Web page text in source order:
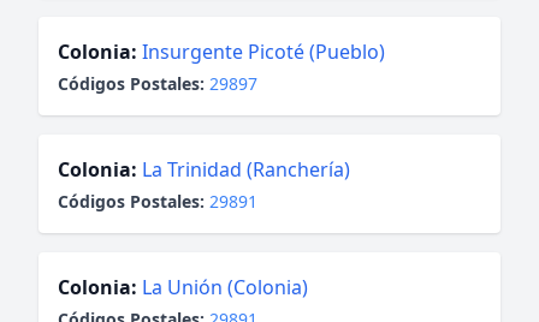
Colonia: Insurgente Picoté (Pueblo)
Códigos Postales: 29897
Colonia: La Trinidad (Ranchería)
Códigos Postales: 29891
Colonia: La Unión (Colonia)